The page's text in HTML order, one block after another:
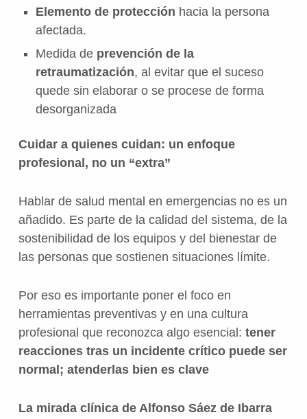
Elemento de protección hacia la persona
afectada.
Medida de prevención de la
retraumatización, al evitar que el suceso
quede sin elaborar o se procese de forma
desorganizada
Cuidar a quienes cuidan: un enfoque
profesional, no un “extra”
Hablar de salud mental en emergencias no es un
añadido. Es parte de la calidad del sistema, de la
sostenibilidad de los equipos y del bienestar de
las personas que sostienen situaciones límite.
Por eso es importante poner el foco en
herramientas preventivas y en una cultura
profesional que reconozca algo esencial: tener
reacciones tras un incidente crítico puede ser
normal; atenderlas bien es clave
La mirada clínica de Alfonso Sáez de Ibarra